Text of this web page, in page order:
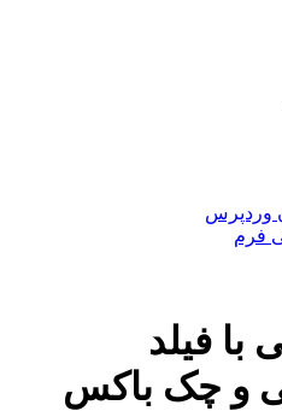
وردپرس
فرم
با فیلد
و چک باکس